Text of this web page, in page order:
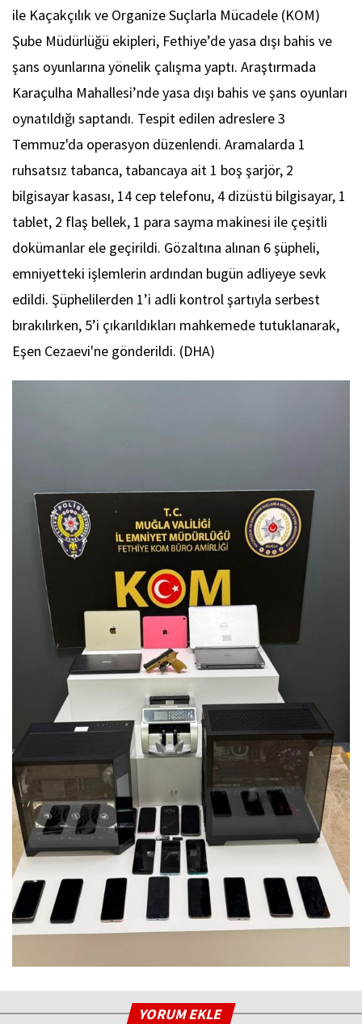
ile Kaçakçılık ve Organize Suçlarla Mücadele (KOM)
Şube Müdürlüğü ekipleri, Fethiye’de yasa dışı bahis ve
şans oyunlarına yönelik çalışma yaptı. Araştırmada
Karaçulha Mahallesi’nde yasa dışı bahis ve şans oyunları
oynatıldığı saptandı. Tespit edilen adreslere 3
Temmuz'da operasyon düzenlendi. Aramalarda 1
ruhsatsız tabanca, tabancaya ait 1 boş şarjör, 2
bilgisayar kasası, 14 cep telefonu, 4 dizüstü bilgisayar, 1
tablet, 2 flaş bellek, 1 para sayma makinesi ile çeşitli
dokümanlar ele geçirildi. Gözaltına alınan 6 şüpheli,
emniyetteki işlemlerin ardından bugün adliyeye sevk
edildi. Şüphelilerden 1’i adli kontrol şartıyla serbest
bırakılırken, 5’i çıkarıldıkları mahkemede tutuklanarak,
Eşen Cezaevi'ne gönderildi. (DHA)
YORUM EKLE